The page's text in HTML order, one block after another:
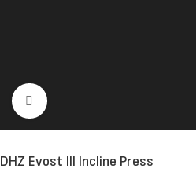
Click to enlarge
DHZ Evost III Incline Press